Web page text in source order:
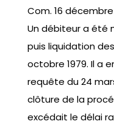
Com. 16 décembre
Un débiteur a été
puis liquidation
octobre 1979. Il a
requête du 24
clôture de la
excédait le délai